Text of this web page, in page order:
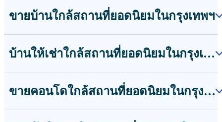
ขายบ้านใกล้สถานที่ยอดนิยมในกรุงเทพฯ
บ้านให้เช่าใกล้สถานที่ยอดนิยมในกรุงเทพฯ
ขายคอนโดใกล้สถานที่ยอดนิยมในกรุงเทพฯ